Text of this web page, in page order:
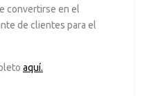
convertirse en el
de clientes para el
aquí.